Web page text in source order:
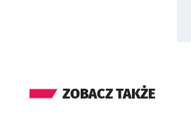
ZOBACZ TAKŻE